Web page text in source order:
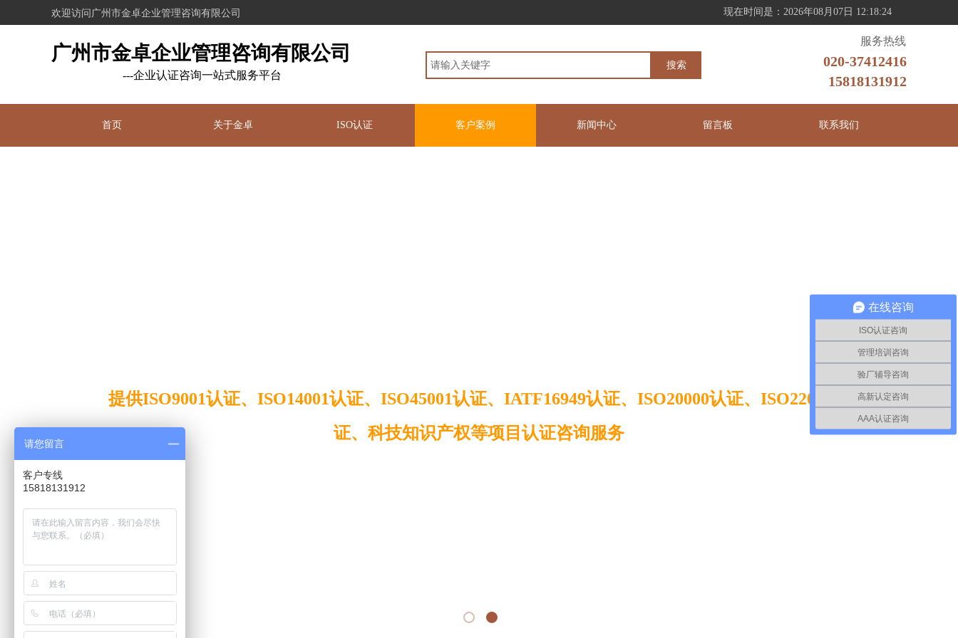
欢迎访问广州市金卓企业管理咨询有限公司 现在时间是：2026年08月07日 12:18:25
服务热线
广州市金卓企业管理咨询有限公司
020-37412416
15818131912
搜索
---企业认证咨询一站式服务平台
首页 关于金卓 ISO认证 客户案例 新闻中心 留言板 联系我们
提供ISO9001认证、ISO14001认证、ISO45001认证、IATF16949认证、ISO20000认证、ISO22000认
证、科技知识产权等项目认证咨询服务
在线咨询
ISO认证咨询
管理培训咨询
验厂辅导咨询
高新认定咨询
AAA认证咨询
请您留言
客户专线
15818131912